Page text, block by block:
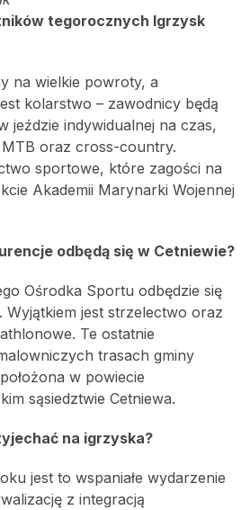
tegorocznych Igrzysk
na wielkie powroty, a
kolarstwo – zawodnicy będą
jeździe indywidualnej na czas,
oraz cross-country.
sportowe, które zagości na
Akademii Marynarki Wojennej
odbędą się w Cetniewie?
Ośrodka Sportu odbędzie się
Wyjątkiem jest strzelectwo oraz
Te ostatnie
trasach gminy
w powiecie
sąsiedztwie Cetniewa.
na igrzyska?
jest to wspaniałe wydarzenie
z integracją